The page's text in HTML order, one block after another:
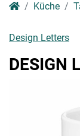
Küche
Design Letters
DESIGN